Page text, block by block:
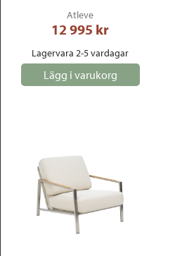
Atleve
12 995 kr
Lagervara 2-5 vardagar
Lägg i varukorg